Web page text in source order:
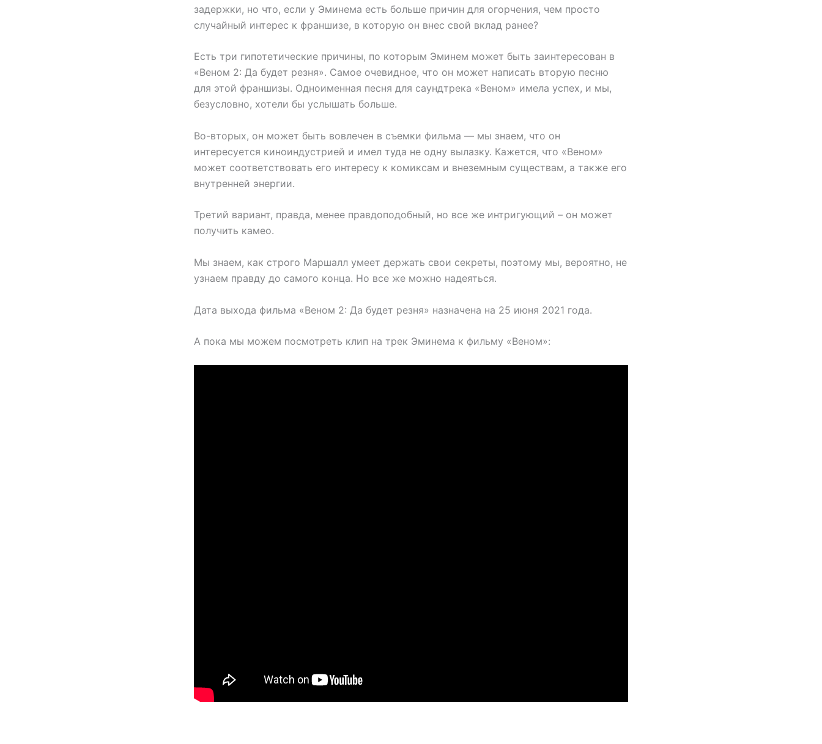
задержки, но что, если у Эминема есть больше причин для огорчения, чем просто
случайный интерес к франшизе, в которую он внес свой вклад ранее?
Есть три гипотетические причины, по которым Эминем может быть заинтересован в
«Веном 2: Да будет резня». Самое очевидное, что он может написать вторую песню
для этой франшизы. Одноименная песня для саундтрека «Веном» имела успех, и мы,
безусловно, хотели бы услышать больше.
Во-вторых, он может быть вовлечен в съемки фильма — мы знаем, что он
интересуется киноиндустрией и имел туда не одну вылазку. Кажется, что «Веном»
может соответствовать его интересу к комиксам и внеземным существам, а также его
внутренней энергии.
Третий вариант, правда, менее правдоподобный, но все же интригующий – он может
получить камео.
Мы знаем, как строго Маршалл умеет держать свои секреты, поэтому мы, вероятно, не
узнаем правду до самого конца. Но все же можно надеяться.
Дата выхода фильма «Веном 2: Да будет резня» назначена на 25 июня 2021 года.
А пока мы можем посмотреть клип на трек Эминема к фильму «Веном»: